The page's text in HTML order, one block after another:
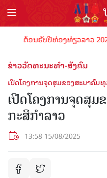
ຕ້ອນຮັບປີທ່ອງທ່ຽວລາວ
ຂ່າວວັດທະນະທຳ-ສັງຄົມ
ເປີດໂຄງການຈຸດສຸມຂອງສະມາຄົມ
ເປີດໂຄງການຈຸດສຸ
ກະສິກຳລາວ
13:58 15/08/2025